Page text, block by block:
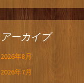
アーカイブ
2026年8月
2026年7月